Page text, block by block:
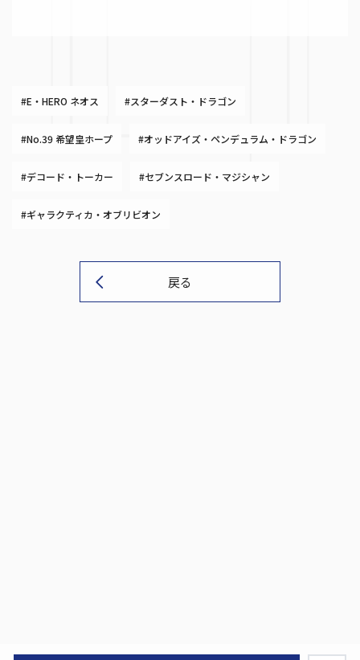
#E・HERO ネオス #スターダスト・ドラゴン
#No.39 希望皇ホープ #オッドアイズ・ペンデュラム・ドラゴン
#デコード・トーカー #セブンスロード・マジシャン
#ギャラクティカ・オブリビオン
戻る